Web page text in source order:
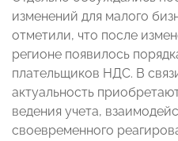
изменений для малого
отметили, что после
регионе появилось
плательщиков НДС. В
актуальность
ведения учета,
своевременного